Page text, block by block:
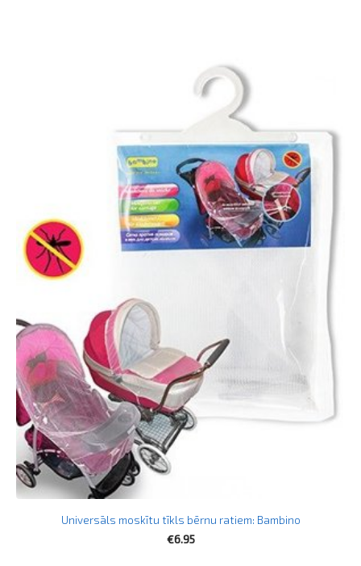
Universāls moskītu tīkls bērnu ratiem: Bambino
€6.95